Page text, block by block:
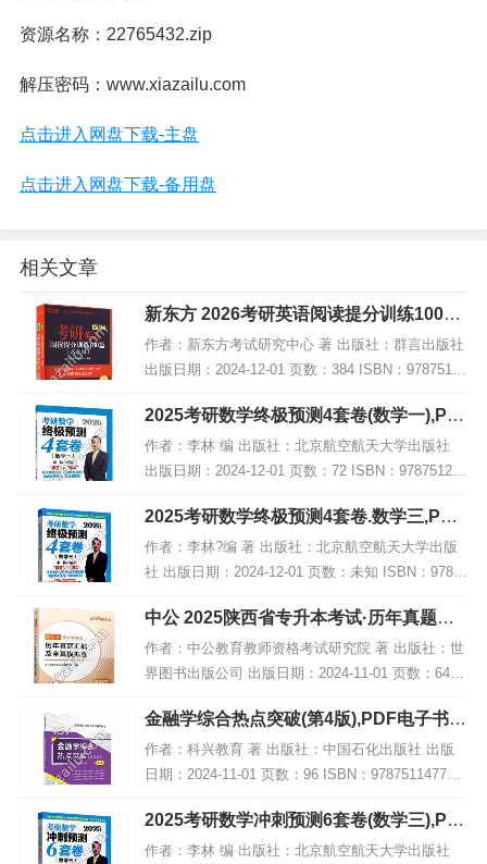
资源名称：22765432.zip
解压密码：www.xiazailu.com
点击进入网盘下载-主盘
点击进入网盘下载-备用盘
相关文章
新东方 2026考研英语阅读提分训练100篇
(基础版),PDF下载
作者：新东方考试研究中心 著 出版社：群言出版社
出版日期：2024-12-01 页数：384 ISBN：97875193
08797 电子书大小：190MB [高清扫描版PDF格式]
内容简...
2025考研数学终极预测4套卷(数学一),PD
F电子书下载
作者：李林 编 出版社：北京航空航天大学出版社
出版日期：2024-12-01 页数：72 ISBN：978751244
1835 电子书大小：209MB [高清扫描版PDF格式] 内
容简介...
2025考研数学终极预测4套卷.数学三,PDF
电子书下载
作者：李林?编 著 出版社：北京航空航天大学出版
社 出版日期：2024-12-01 页数：未知 ISBN：9787
512441859 电子书大小：249MB [高清扫描版PDF
格式] 内容简...
中公 2025陕西省专升本考试·历年真题汇
编及全真模拟卷·高等数学,PDF下载
作者：中公教育教师资格考试研究院 著 出版社：世
界图书出版公司 出版日期：2024-11-01 页数：64 I
SBN：9787523216118 电子书大小：187MB [高清
扫描版PDF格式]...
金融学综合热点突破(第4版),PDF电子书网
盘下载
作者：科兴教育 著 出版社：中国石化出版社 出版
日期：2024-11-01 页数：96 ISBN：978751147735
4 电子书大小：232MB [高清扫描版PDF格式] 内容
简介 本书...
2025考研数学冲刺预测6套卷(数学三),PD
F电子书下载
作者：李林 编 出版社：北京航空航天大学出版社